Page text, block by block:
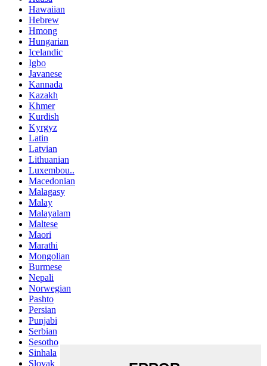
Hawaiian
Hebrew
Hmong
Hungarian
Icelandic
Igbo
Javanese
Kannada
Kazakh
Khmer
Kurdish
Kyrgyz
Latin
Latvian
Lithuanian
Luxembou..
Macedonian
Malagasy
Malay
Malayalam
Maltese
Maori
Marathi
Mongolian
Burmese
Nepali
Norwegian
Pashto
Persian
Punjabi
Serbian
Sesotho
Sinhala
Slovak